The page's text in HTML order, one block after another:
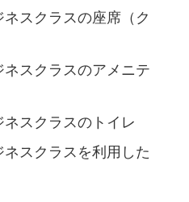
スクラスの座席（ク
スクラスのアメニテ
スクラスのトイレ
スクラスを利用した